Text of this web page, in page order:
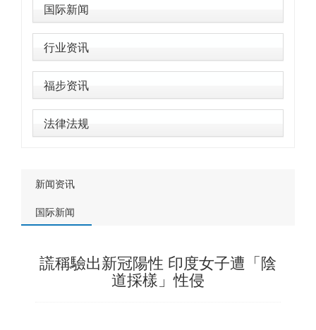
国际新闻
行业资讯
福步资讯
法律法规
新闻资讯
国际新闻
謊稱驗出新冠陽性 印度女子遭「陰
道採樣」性侵